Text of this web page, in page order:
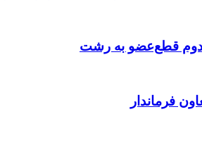
قطع‌عضو به رشت
فرماندار